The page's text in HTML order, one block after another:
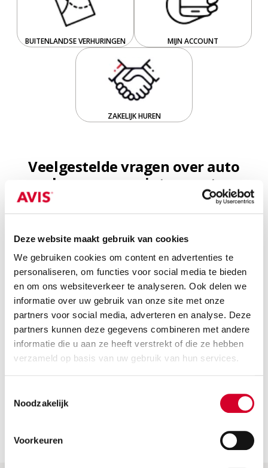
Deze website maakt gebruik van cookies
We gebruiken cookies om content en advertenties te
personaliseren, om functies voor social media te bieden
en om ons websiteverkeer te analyseren. Ook delen we
informatie over uw gebruik van onze site met onze
partners voor social media, adverteren en analyse. Deze
partners kunnen deze gegevens combineren met andere
informatie die u aan ze heeft verstrekt of die ze hebben
verzameld op basis van uw gebruik van hun services.
Noodzakelijk
Voorkeuren
BUITENLANDSE VERHURINGEN MIJN ACCOUNT
ZAKELIJK HUREN
Veelgestelde vragen over auto
huren voor wintersport
Heeft een huurauto voor wintersport standaard
winterbanden?
Kan ik sneeuwkettingen huren bij mijn
wintersportauto?
Welke auto is het beste voor een
wintersportreis?